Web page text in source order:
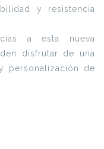
y resistencia
a esta nueva
disfrutar de una
personalización de